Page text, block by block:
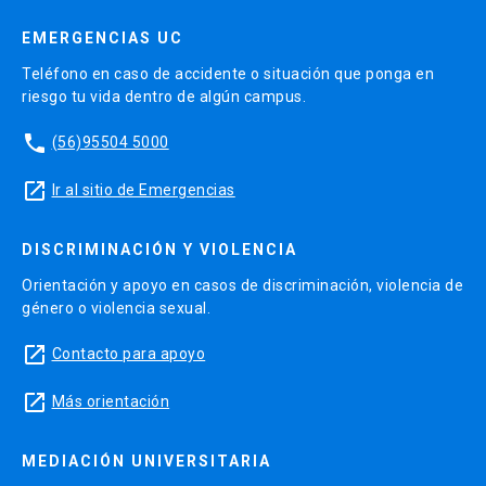
El formato e-learning
que permite construir aprendizajes a partir de los
aportes de los participantes y entregando
flexibilidad a sus horarios de estudio. Los
compañeros y tutores a través de mensajería y
distintas aproximaciones a las temáticas
tratadas y su diversidad de experiencias,
enriqueciendo la reflexión y la apropiación de los
conceptos claves.
Resultados del Aprendizaje
Analizar diversos modelos de felicidad
EMERGENCIAS UC
Teléfono en caso de accidente o situación que ponga en
riesgo tu vida dentro de algún campus.
phone (56)95504 5000
launch Ir al sitio de Emergencias
DISCRIMINACIÓN Y VIOLENCIA
Orientación y apoyo en casos de discriminación, violencia de
género o violencia sexual.
launch Contacto para apoyo
launch Más orientación
MEDIACIÓN UNIVERSITARIA